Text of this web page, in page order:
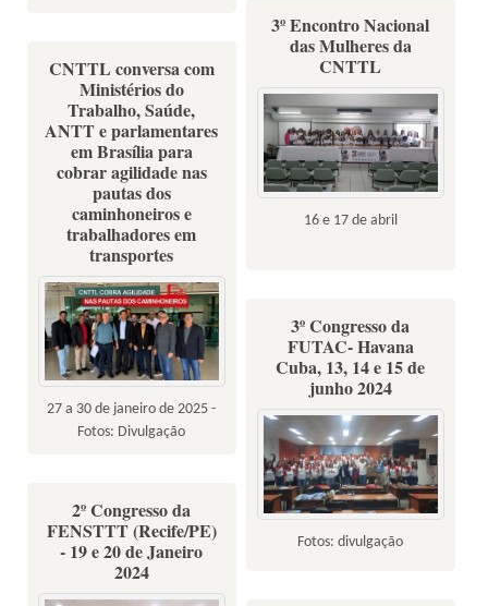
3º Encontro Nacional
das Mulheres da
CNTTL
16 e 17 de abril
CNTTL conversa com
Ministérios do
Trabalho, Saúde,
ANTT e parlamentares
em Brasília para
cobrar agilidade nas
pautas dos
caminhoneiros e
trabalhadores em
transportes
27 a 30 de janeiro de 2025 -
Fotos: Divulgação
3º Congresso da
FUTAC- Havana
Cuba, 13, 14 e 15 de
junho 2024
Fotos: divulgação
2º Congresso da
FENSTTT (Recife/PE)
- 19 e 20 de Janeiro
2024